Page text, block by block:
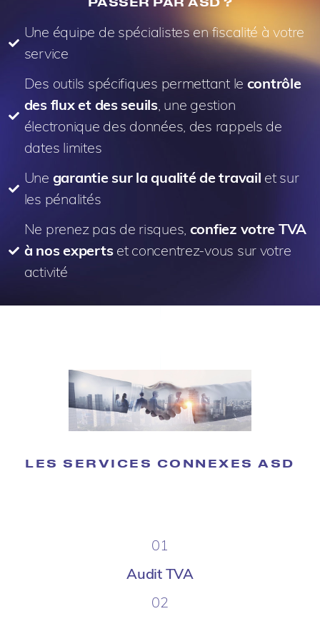
Une équipe de spécialistes en fiscalité à votre
service
Des outils spécifiques permettant le contrôle
des flux et des seuils, une gestion
électronique des données, des rappels de
dates limites
Une garantie sur la qualité de travail et sur
les pénalités
Ne prenez pas de risques, confiez votre TVA
à nos expertset concentrez-vous sur votre
activité
LES SERVICES CONNEXES ASD
01
Audit TVA
02